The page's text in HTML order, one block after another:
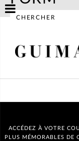
Skip to main
ACCÉDEZ À VOTRE
PLUS MÉMORABLES DE